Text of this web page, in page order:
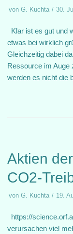
von G. Kuchta 30.
Klar ist es gut und
etwas bei wirklich
Gleichzeitig dabei
Ressource im Auge
werden es nicht die
Aktien
CO2-
von G. Kuchta 19.
https://
verursachen viel